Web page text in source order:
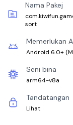
Nama Pakej
sort
Memerlukan
Android 6.0+ (
Seni bina
arm64-v8a
Tandatangan
Lihat